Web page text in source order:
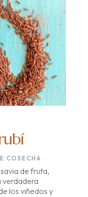
COSECHA
de fruta,
verdadera
los viñedos y